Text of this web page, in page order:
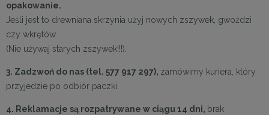
opakowanie.
Jeśli jest to drewniana skrzynia użyj nowych zszywek, gwoździ
czy wkrętów.
(Nie używaj starych zszywek!!!).
3. Zadzwoń do nas (tel. 577 917 297), zamówimy kuriera, który
przyjedzie po odbiór paczki.
4. Reklamacje są rozpatrywane w ciągu 14 dni, brak